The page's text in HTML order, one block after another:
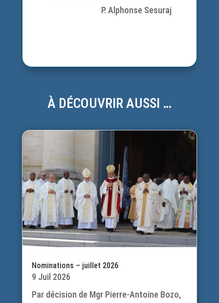
P. Alphonse Sesuraj
À DÉCOUVRIR AUSSI …
Nominations – juillet 2026
9 Juil 2026
Par décision de Mgr Pierre-Antoine Bozo,